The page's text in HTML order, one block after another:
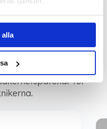
alla
en prioritet i
mellan version
möjligheter
löpande
för